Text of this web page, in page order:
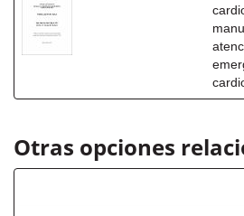
Otras opciones